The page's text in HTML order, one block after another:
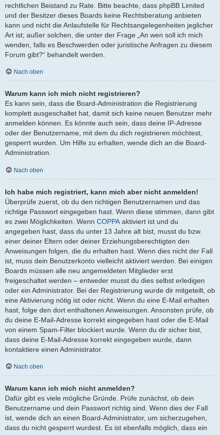
rechtlichen Beistand zu Rate. Bitte beachte, dass phpBB Limited
und der Besitzer dieses Boards keine Rechtsberatung anbieten
kann und nicht die Anlaufstelle für Rechtsangelegenheiten jeglicher
Art ist; außer solchen, die unter der Frage „An wen soll ich mich
wenden, falls es Beschwerden oder juristische Anfragen zu diesem
Forum gibt?“ behandelt werden.
Nach oben
Warum kann ich mich nicht registrieren?
Es kann sein, dass die Board-Administration die Registrierung
komplett ausgeschaltet hat, damit sich keine neuen Benutzer mehr
anmelden können. Es könnte auch sein, dass deine IP-Adresse
oder der Benutzername, mit dem du dich registrieren möchtest,
gesperrt wurden. Um Hilfe zu erhalten, wende dich an die Board-
Administration.
Nach oben
Ich habe mich registriert, kann mich aber nicht anmelden!
Überprüfe zuerst, ob du den richtigen Benutzernamen und das
richtige Passwort eingegeben hast. Wenn diese stimmen, dann gibt
es zwei Möglichkeiten. Wenn COPPA aktiviert ist und du
angegeben hast, dass du unter 13 Jahre alt bist, musst du bzw.
einer deiner Eltern oder deiner Erziehungsberechtigten den
Anweisungen folgen, die du erhalten hast. Wenn dies nicht der Fall
ist, muss dein Benutzerkonto vielleicht aktiviert werden. Bei einigen
Boards müssen alle neu angemeldeten Mitglieder erst
freigeschaltet werden – entweder musst du dies selbst erledigen
oder ein Administrator. Bei der Registrierung wurde dir mitgeteilt, ob
eine Aktivierung nötig ist oder nicht. Wenn du eine E-Mail erhalten
hast, folge den dort enthaltenen Anweisungen. Ansonsten prüfe, ob
du deine E-Mail-Adresse korrekt eingegeben hast oder die E-Mail
von einem Spam-Filter blockiert wurde. Wenn du dir sicher bist,
dass deine E-Mail-Adresse korrekt eingegeben wurde, dann
kontaktiere einen Administrator.
Nach oben
Warum kann ich mich nicht anmelden?
Dafür gibt es viele mögliche Gründe. Prüfe zunächst, ob dein
Benutzername und dein Passwort richtig sind. Wenn dies der Fall
ist, wende dich an einen Board-Administrator, um sicherzugehen,
dass du nicht gesperrt wurdest. Es ist ebenfalls möglich, dass ein